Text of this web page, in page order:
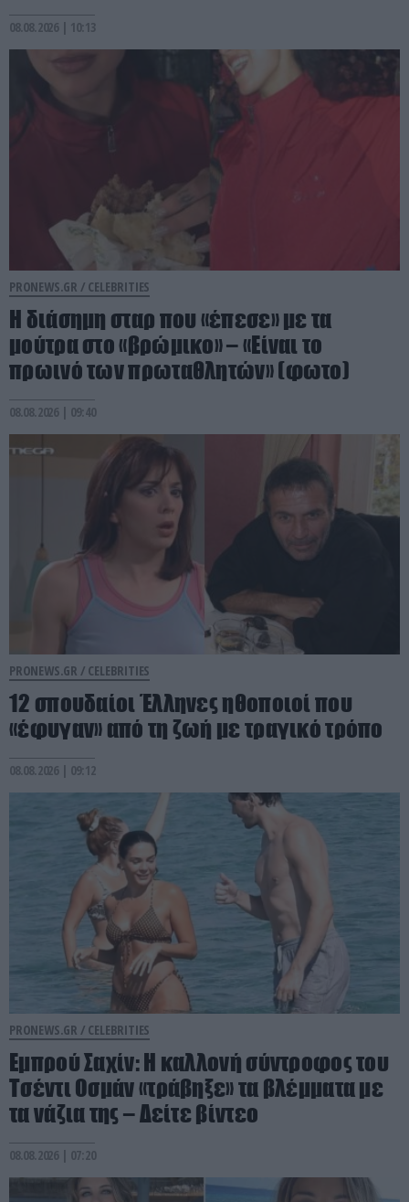
08.08.2026 | 10:13
PRONEWS.GR / CELEBRITIES
Η διάσημη σταρ που «έπεσε» με τα
μούτρα στο «βρώμικο» – «Είναι το
πρωινό των πρωταθλητών» (φωτο)
08.08.2026 | 09:40
PRONEWS.GR / CELEBRITIES
12 σπουδαίοι Έλληνες ηθοποιοί που
«έφυγαν» από τη ζωή με τραγικό τρόπο
08.08.2026 | 09:12
PRONEWS.GR / CELEBRITIES
Εμπρού Σαχίν: Η καλλονή σύντροφος του
Τσέντι Οσμάν «τράβηξε» τα βλέμματα με
τα νάζια της – Δείτε βίντεο
08.08.2026 | 07:20